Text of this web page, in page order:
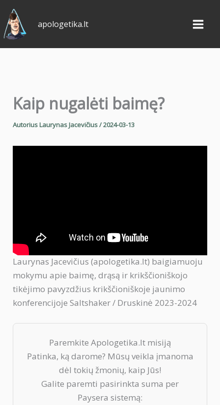
Pereiti
prie
turinio
apologetika.lt
Kaip nugalėti baimę?
AutoriusLaurynas Jacevičius/2024-03-13
Laurynas Jacevičius (apologetika.lt) baigiamuoju
mokymu apie baimę, drąsą ir krikščioniškojo
tikėjimo pavyzdžius krikščioniškoje jaunimo
konferencijoje Saltshaker / Druskinė 2023-2024
Paremkite Apologetika.lt misiją
Patinka, ką darome? Mūsų veikla įmanoma
dėl tokių žmonių, kaip Jūs!
Galite paremti pasirinkta suma per
Paysera sistemą: